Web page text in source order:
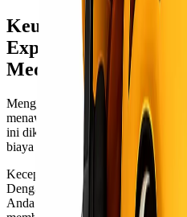
Keuntungan
Express untuk
Medan
Menggunakan Lionel Express
menawarkan berbagai keuntungan
ini dikenal dengan tarifnya yang
biaya pengiriman tanpa
Kecepatan pengiriman juga
Dengan jaringan yang luas dan
Anda akan sampai tepat waktu.